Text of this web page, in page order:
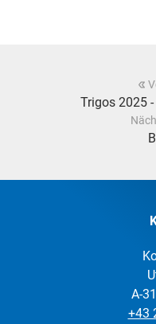
Trigos 2025
A-
+43